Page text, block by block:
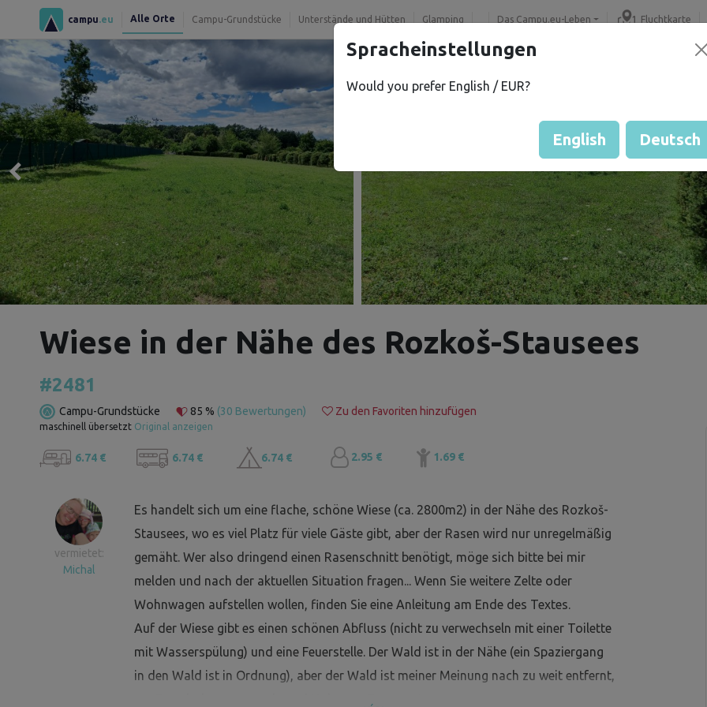
campu .eu Alle Orte Campu-Grundstücke Unterstände und Hütten Glamping Das Campu.eu-Leben Fluchtkarte
Wiese in der Nähe des Rozkoš-Stausees
#2481
Campu-Grundstücke 85 % (30 Bewertungen) Zu den Favoriten hinzufügen
maschinell übersetzt Original anzeigen
6.74 € 6.74 € 6.74 € 2.95 € 1.69 €
vermietet:
Michal
Es handelt sich um eine flache, schöne Wiese (ca. 2800m2) in der Nähe des Rozkoš-
Stausees, wo es viel Platz für viele Gäste gibt, aber der Rasen wird nur unregelmäßig
gemäht. Wer also dringend einen Rasenschnitt benötigt, möge sich bitte bei mir
melden und nach der aktuellen Situation fragen... Wenn Sie weitere Zelte oder
Wohnwagen aufstellen wollen, finden Sie eine Anleitung am Ende des Textes.
Auf der Wiese gibt es einen schönen Abfluss (nicht zu verwechseln mit einer Toilette
mit Wasserspülung) und eine Feuerstelle. Der Wald ist in der Nähe (ein Spaziergang
in den Wald ist in Ordnung), aber der Wald ist meiner Meinung nach zu weit entfernt,
Spracheinstellungen
Would you prefer English / EUR?
English Deutsch